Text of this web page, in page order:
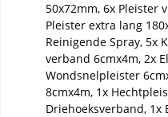
50x72mm, 6x Pleister
Pleister extra lang
Reinigende Spray, 5x
verband 6cmx4m, 2x
Wondsnelpleister
8cmx4m, 1x
Driehoeksverband, 1x